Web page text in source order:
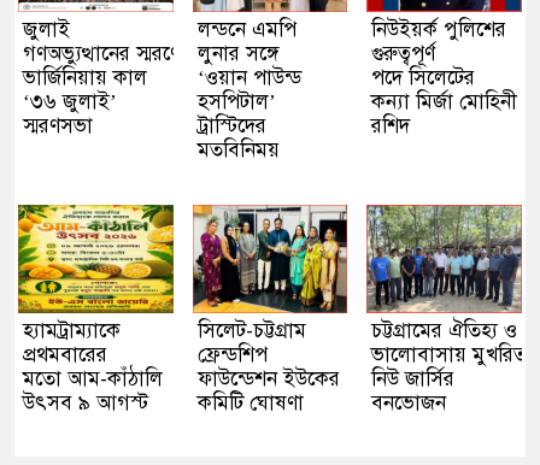
জুলাই
গণঅভ্যুত্থানের স্মরণে
ভার্জিনিয়ায় কাল
‘৩৬ জুলাই’
স্মরণসভা
লন্ডনে এমপি
লুনার সঙ্গে
‘ওয়ান পাউন্ড
হসপিটাল’
ট্রাস্টিদের
মতবিনিময়
নিউইয়র্ক পুলিশের
গুরুত্বপূর্ণ
পদে সিলেটের
কন্যা মির্জা মোহিনী
রশিদ
হ্যামট্রাম্যাকে
প্রথমবারের
মতো আম-কাঁঠালি
উৎসব ৯ আগস্ট
সিলেট-চট্টগ্রাম
ফ্রেন্ডশিপ
ফাউন্ডেশন ইউকের
কমিটি ঘোষণা
চট্টগ্রামের ঐতিহ্য ও
ভালোবাসায় মুখরিত
নিউ জার্সির
বনভোজন